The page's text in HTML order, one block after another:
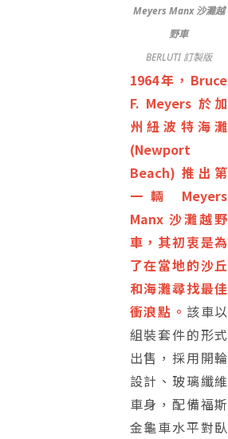
Meyers Manx 沙灘越
野車
BERLUTI 訂製版
1964年，Bruce
F. Meyers 於加
州紐波特海灘
(Newport
Beach) 推出第
一輛 Meyers
Manx 沙灘越野
車，其初衷是為
了在當地的沙丘
和海灘尋找最佳
衝浪點。 該車以
組裝套件的形式
出售，採用開輪
設計、玻璃纖維
車身，配備福斯
金龜車水平對臥